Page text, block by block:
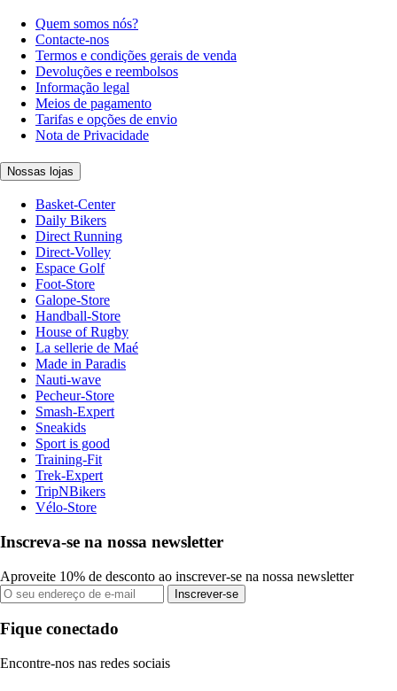
Quem somos nós?
Contacte-nos
Termos e condições gerais de venda
Devoluções e reembolsos
Informação legal
Meios de pagamento
Tarifas e opções de envio
Nota de Privacidade
Nossas lojas
Basket-Center
Daily Bikers
Direct Running
Direct-Volley
Espace Golf
Foot-Store
Galope-Store
Handball-Store
House of Rugby
La sellerie de Maé
Made in Paradis
Nauti-wave
Pecheur-Store
Smash-Expert
Sneakids
Sport is good
Training-Fit
Trek-Expert
TripNBikers
Vélo-Store
Inscreva-se na nossa newsletter
Aproveite 10% de desconto ao inscrever-se na nossa newsletter
Inscrever-se
Fique conectado
Encontre-nos nas redes sociais